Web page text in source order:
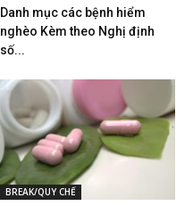
Danh mục các bệnh hiểm
nghèo Kèm theo Nghị định
số...
BREAK/QUY CHẾ